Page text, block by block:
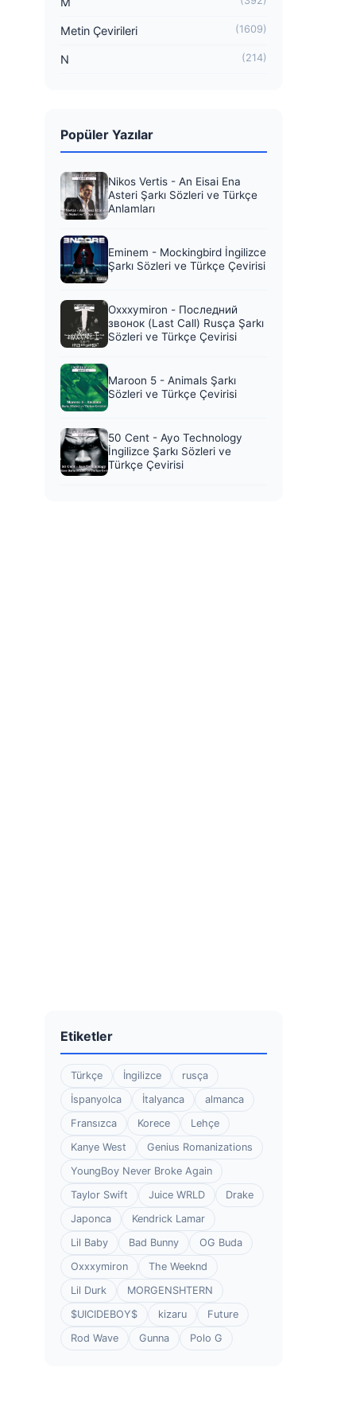
Metin Çevirileri (1609)
N (214)
Popüler Yazılar
Nikos Vertis - An Eisai Ena
Asteri Şarkı Sözleri ve Türkçe
Anlamları
Eminem - Mockingbird İngilizce
Şarkı Sözleri ve Türkçe Çevirisi
Oxxxymiron - Последний
звонок (Last Call) Rusça Şarkı
Sözleri ve Türkçe Çevirisi
Maroon 5 - Animals Şarkı
Sözleri ve Türkçe Çevirisi
50 Cent - Ayo Technology
İngilizce Şarkı Sözleri ve
Türkçe Çevirisi
Etiketler
Türkçe İngilizce
rusça
İspanyolca
İtalyanca
almanca
Fransızca
Korece
Lehçe
Kanye West
Genius Romanizations
YoungBoy Never Broke Again
Taylor Swift
Juice WRLD
Drake
Japonca
Kendrick Lamar
Lil Baby
Bad Bunny
OG Buda
Oxxxymiron
The Weeknd
Lil Durk
MORGENSHTERN
$UICIDEBOY$
kizaru
Future
Rod Wave
Gunna Polo G